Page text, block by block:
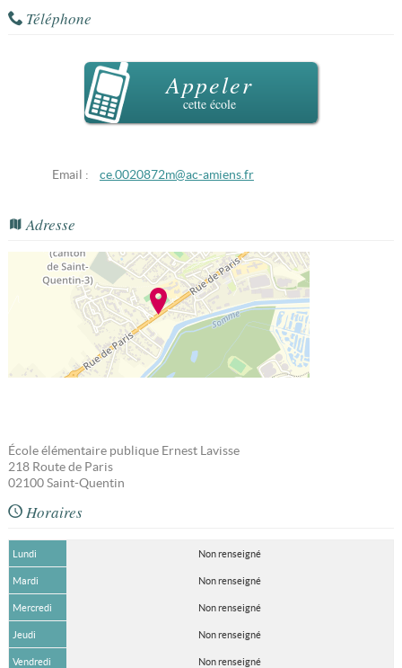
Téléphone
Appeler
cette école
Email : ce.0020872m@ac-amiens.fr
Adresse
École élémentaire publique Ernest Lavisse
218 Route de Paris
02100 Saint-Quentin
Horaires
Lundi Non renseigné
Mardi Non renseigné
Mercredi Non renseigné
Jeudi Non renseigné
Vendredi Non renseigné